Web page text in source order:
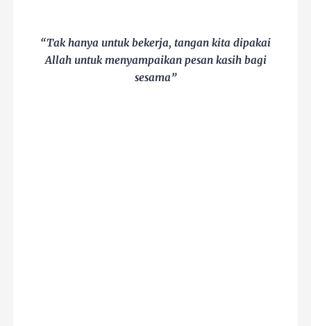
“Tak hanya untuk bekerja, tangan kita dipakai
Allah untuk menyampaikan pesan kasih bagi
sesama”